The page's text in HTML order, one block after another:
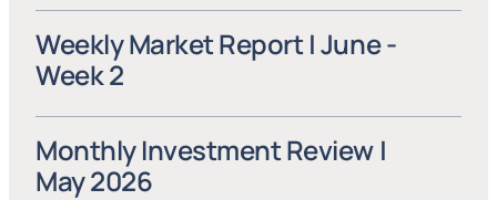
Weekly Market Report | June -
Week 2
Monthly Investment Review |
May 2026